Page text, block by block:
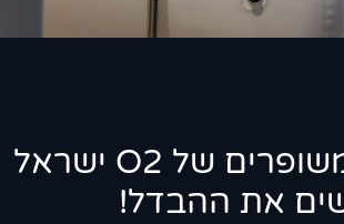
התאים המשופרים של O2 ישראל
את ההבדל!